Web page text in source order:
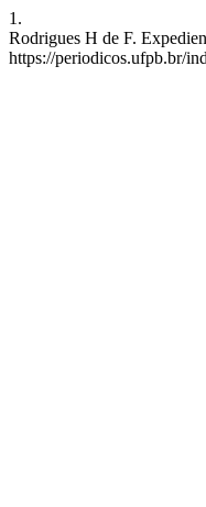
1.
Rodrigues H de F.
https://periodicos.ufpb.br/